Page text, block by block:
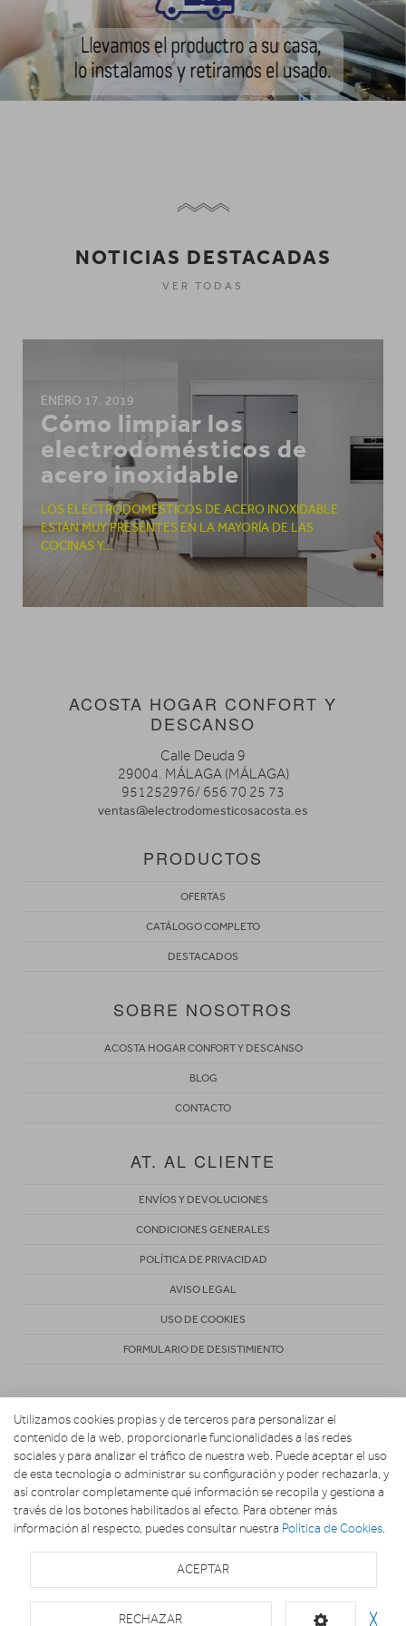
`
NOTICIAS DESTACADAS
VER TODAS
ENERO 17. 2019
Cómo limpiar los
electrodomésticos de
acero inoxidable
LOS ELECTRODOMÉSTICOS DE ACERO INOXIDABLE
ESTÁN MUY PRESENTES EN LA MAYORÍA DE LAS
COCINAS Y...
ACOSTA HOGAR CONFORT Y
DESCANSO
Calle Deuda 9
29004. MÁLAGA (MÁLAGA)
951252976/ 656 70 25 73
ventas@electrodomesticosacosta.es
PRODUCTOS
OFERTAS
CATÁLOGO COMPLETO
DESTACADOS
SOBRE NOSOTROS
ACOSTA HOGAR CONFORT Y DESCANSO
BLOG
CONTACTO
AT. AL CLIENTE
ENVÍOS Y DEVOLUCIONES
CONDICIONES GENERALES
POLÍTICA DE PRIVACIDAD
AVISO LEGAL
USO DE COOKIES
FORMULARIO DE DESISTIMIENTO
Copyright 2026. ACOSTA HOGAR CONFORT Y DESCANSO
Utilizamos cookies propias y de terceros para personalizar el
contenido de la web, proporcionarle funcionalidades a las redes
sociales y para analizar el tráfico de nuestra web. Puede aceptar el uso
de esta tecnología o administrar su configuración y poder rechazarla, y
así controlar completamente qué información se recopila y gestiona a
través de los botones habilitados al efecto. Para obtener más
información al respecto, puedes consultar nuestra Política de Cookies.
ACEPTAR
RECHAZAR ╳